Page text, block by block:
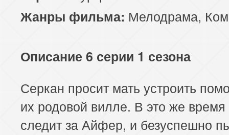
Жанры фильма: Мелодрама,
Описание 6 серии 1 сезона
Серкан просит мать устроить
их родовой вилле. В это же
следит за Айфер, и безуспешно